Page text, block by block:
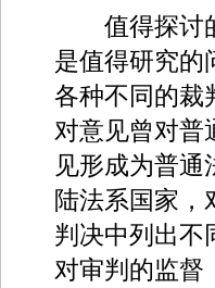
值得探讨的
是值得研究的
各种不同的裁
对意见曾对普
见形成为普
陆法系国家，
判决中列出不
对审判的监督